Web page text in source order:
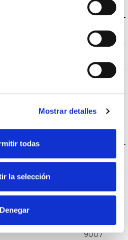
Mostrar detalles
todas
la selección
Denegar
4000K
IK09
9007